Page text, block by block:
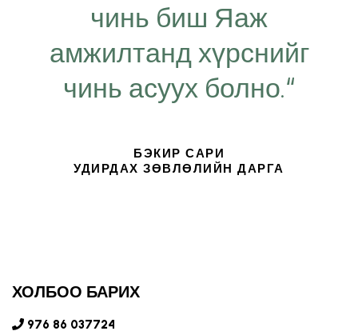
чинь биш Яаж
амжилтанд хүрснийг
чинь асуух болно.“
БЭКИР САРИ
УДИРДАХ ЗӨВЛӨЛИЙН ДАРГА
ХОЛБОО БАРИХ
976 86 037724